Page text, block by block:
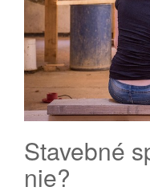
Stavebné
nie?